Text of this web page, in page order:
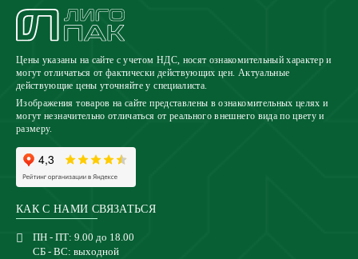
Цены указаны на сайте с учетом НДС, носят ознакомительный характер и
могут отличаться от фактически действующих цен. Актуальные
действующие цены уточняйте у специалиста.
Изображения товаров на сайте представлены в ознакомительных целях и
могут незначительно отличаться от реального внешнего вида по цвету и
размеру.
КАК С НАМИ СВЯЗАТЬСЯ
ПН - ПТ: 9.00 до 18.00
СБ - ВС: выходной